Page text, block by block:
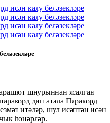
шнурыннан ясалган
дип атала.Паракорд
итәләр, шул исәптән исән
һөнәрләр.